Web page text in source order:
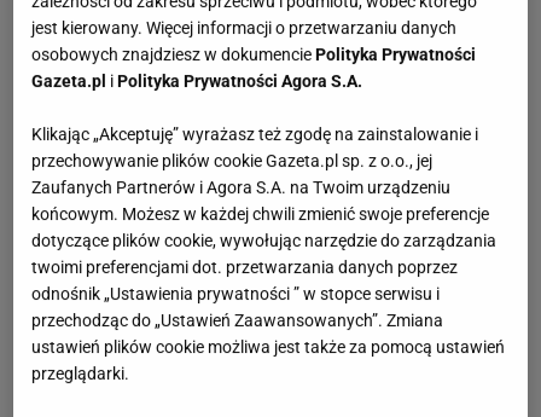
jest kierowany. Więcej informacji o przetwarzaniu danych
osobowych znajdziesz w dokumenciePolityka Prywatności
Gazeta.pl iPolityka Prywatności Agora S.A.
Klikając „Akceptuję” wyrażasz też zgodę na zainstalowanie i
przechowywanie plików cookie Gazeta.pl sp. z o.o., jej
Zaufanych Partnerów i Agora S.A. na Twoim urządzeniu
końcowym. Możesz w każdej chwili zmienić swoje preferencje
dotyczące plików cookie, wywołując narzędzie do zarządzania
twoimi preferencjami dot. przetwarzania danych poprzez
odnośnik „Ustawienia prywatności ” w stopce serwisu i
przechodząc do „Ustawień Zaawansowanych”. Zmiana
ustawień plików cookie możliwa jest także za pomocą ustawień
przeglądarki.